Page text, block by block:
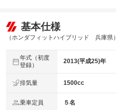
基本仕様
（ホンダフィットハイブリッド 兵庫県）
年式（初度
登録）
2013(平成25)年
排気量 1500cc
乗車定員 ５名